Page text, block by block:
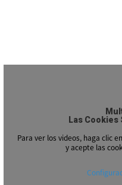
Las
Para ver los videos, haga clic
y acepte las